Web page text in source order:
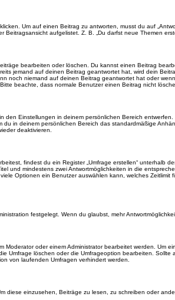
Um auf einen Beitrag zu antworten, musst du auf
aufgelistet. Z. B. „Du darfst neue Themen
bearbeiten oder löschen. Du kannst einen Beitrag
jemand auf deinen Beitrag geantwortet hat, wird dein
noch niemand auf deinen Beitrag geantwortet hat oder
beachte, dass normale Benutzer einen Beitrag nicht
Einstellungen in deinem persönlichen Bereich
du in deinem persönlichen Bereich das standardmäßige
deaktivieren.
findest du ein Register „Umfrage erstellen“ unterhalb
und mindestens zwei Antwortmöglichkeiten in die
Optionen ein Benutzer auswählen kann, welches
festgelegt. Wenn du glaubst, mehr
oder einem Administrator bearbeitet werden. Um
Umfrage löschen oder die Umfrageoption bearbeiten.
von laufenden Umfragen verhindert werden.
diese einzusehen, Beiträge zu lesen, zu schreiben oder